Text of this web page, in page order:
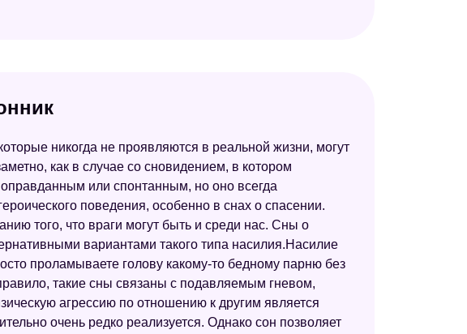
никогда не проявляются в реальной жизни, могут
как в случае со сновидением, в котором
или спонтанным, но оно всегда
поведения, особенно в снах о спасении.
того, что враги могут быть и среди нас. Сны о
вариантами такого типа насилия.Насилие
проламываете голову какому-то бедному парню без
такие сны связаны с подавляемым гневом,
агрессию по отношению к другим является
очень редко реализуется. Однако сон позволяет